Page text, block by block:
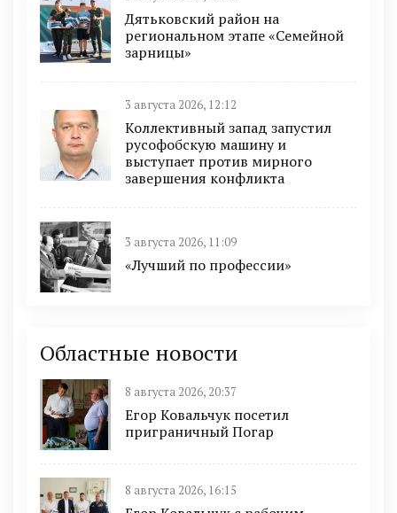
Дятьковский район на
региональном этапе «Семейной
зарницы»
3 августа 2026, 12:12
Коллективный запад запустил
русофобскую машину и
выступает против мирного
завершения конфликта
3 августа 2026, 11:09
«Лучший по профессии»
Областные новости
8 августа 2026, 20:37
Егор Ковальчук посетил
приграничный Погар
8 августа 2026, 16:15